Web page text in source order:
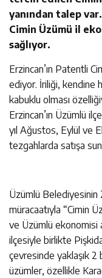
yanından talep
Cimin Üzümü il
sağlıyor.
Erzincan’ın Patentli
ediyor. İriliği, kendine
kabuklu olması
Erzincan’ın Üzümlü
yıl Ağustos, Eylül ve
tezgahlarda satışa
Üzümlü Belediyesinin
müracaatıyla “Cimin
ve Üzümlü ekonomisi
ilçesiyle birlikte
çevresinde yaklaşık
üzümler, özellikle